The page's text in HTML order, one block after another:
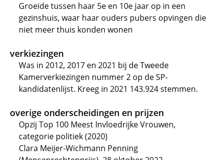
Groeide tussen haar 5e en 10e jaar op in een
gezinshuis, waar haar ouders pubers opvingen die
niet meer thuis konden wonen
verkiezingen
Was in 2012, 2017 en 2021 bij de Tweede
Kamerverkiezingen nummer 2 op de SP-
kandidatenlijst. Kreeg in 2021 143.924 stemmen.
overige onderscheidingen en prijzen
Opzij Top 100 Meest Invloedrijke Vrouwen,
categorie politiek (2020)
Clara Meijer-Wichmann Penning